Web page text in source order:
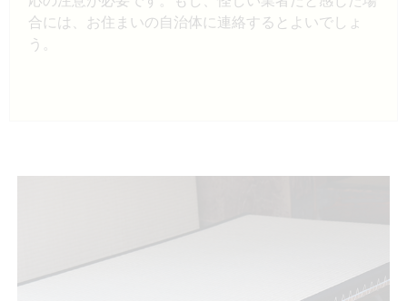
合には、お住まいの自治体に連絡するとよいでしょ
う。